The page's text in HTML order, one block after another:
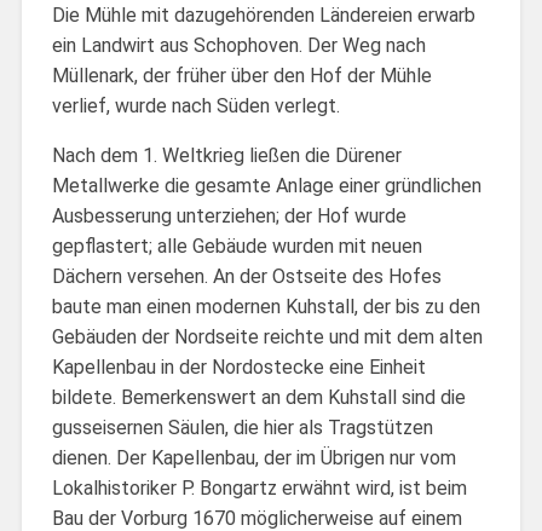
Die Mühle mit dazugehörenden Ländereien erwarb
ein Landwirt aus Schophoven. Der Weg nach
Müllenark, der früher über den Hof der Mühle
verlief, wurde nach Süden verlegt.
Nach dem 1. Weltkrieg ließen die Dürener
Metallwerke die gesamte Anlage einer gründlichen
Ausbesserung unterziehen; der Hof wurde
gepflastert; alle Gebäude wurden mit neuen
Dächern versehen. An der Ostseite des Hofes
baute man einen modernen Kuhstall, der bis zu den
Gebäuden der Nordseite reichte und mit dem alten
Kapellenbau in der Nordostecke eine Einheit
bildete. Bemerkenswert an dem Kuhstall sind die
gusseisernen Säulen, die hier als Tragstützen
dienen. Der Kapellenbau, der im Übrigen nur vom
Lokalhistoriker P. Bongartz erwähnt wird, ist beim
Bau der Vorburg 1670 möglicherweise auf einem